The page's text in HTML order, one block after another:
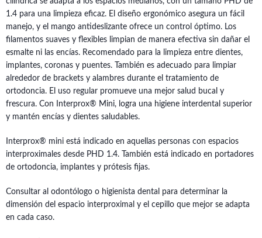
1.4 para una limpieza eficaz. El diseño ergonómico asegura un fácil
manejo, y el mango antideslizante ofrece un control óptimo. Los
filamentos suaves y flexibles limpian de manera efectiva sin dañar el
esmalte ni las encías. Recomendado para la limpieza entre dientes,
implantes, coronas y puentes. También es adecuado para limpiar
alrededor de brackets y alambres durante el tratamiento de
ortodoncia. El uso regular promueve una mejor salud bucal y
frescura. Con Interprox® Mini, logra una higiene interdental superior
y mantén encías y dientes saludables.
Interprox® mini está indicado en aquellas personas con espacios
interproximales desde PHD 1.4. También está indicado en portadores
de ortodoncia, implantes y prótesis fijas.
Consultar al odontólogo o higienista dental para determinar la
dimensión del espacio interproximal y el cepillo que mejor se adapta
en cada caso.